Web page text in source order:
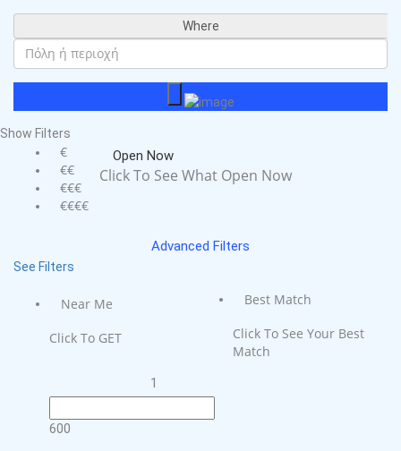
Where
Show Filters
€
€€
€€€
€€€€
Open Now
Click To See What Open Now
Advanced Filters
See Filters
Near Me
Click To GET
1
600
Best Match
Click To See Your Best
Match